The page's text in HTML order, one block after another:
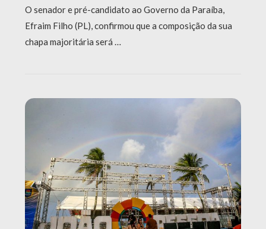
O senador e pré-candidato ao Governo da Paraíba,
Efraim Filho (PL), confirmou que a composição da sua
chapa majoritária será …